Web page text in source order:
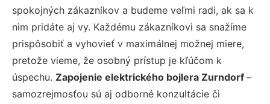
spokojných zákazníkov a budeme veľmi radi, ak sa k
nim pridáte aj vy. Každému zákazníkovi sa snažíme
prispôsobiť a vyhovieť v maximálnej možnej miere,
pretože vieme, že osobný prístup je kľúčom k
úspechu. Zapojenie elektrického bojlera Zurndorf –
samozrejmosťou sú aj odborné konzultácie či